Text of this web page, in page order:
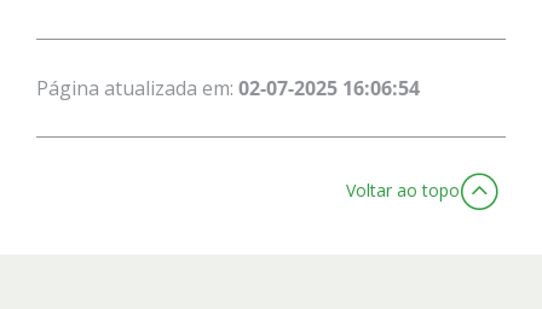
Página atualizada em: 02-07-2025 16:06:54
Voltar ao topo